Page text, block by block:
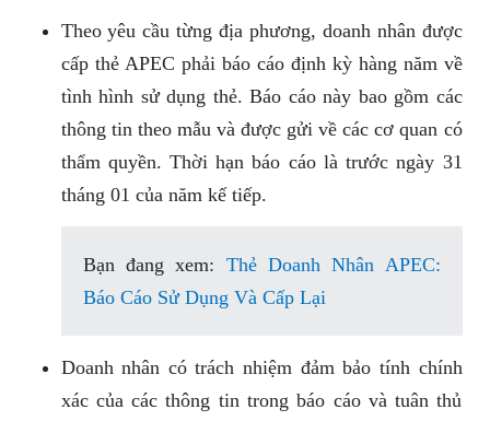
Theo yêu cầu từng địa phương, doanh nhân được
cấp thẻ APEC phải báo cáo định kỳ hàng năm về
tình hình sử dụng thẻ. Báo cáo này bao gồm các
thông tin theo mẫu và được gửi về các cơ quan có
thẩm quyền. Thời hạn báo cáo là trước ngày 31
tháng 01 của năm kế tiếp.
Bạn đang xem: Thẻ Doanh Nhân APEC:
Báo Cáo Sử Dụng Và Cấp Lại
Doanh nhân có trách nhiệm đảm bảo tính chính
xác của các thông tin trong báo cáo và tuân thủ